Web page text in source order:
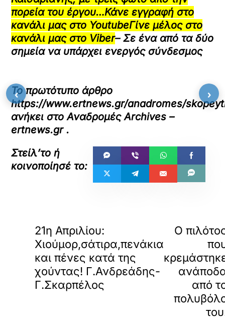
πορεία του έργου…Κάνε εγγραφή στο
κανάλι μας στο YoutubeΓίνε μέλος στο
κανάλι μας στο Viber– Σε ένα από τα δύο
σημεία να υπάρχει ενεργός σύνδεσμος
Το πρωτότυπο άρθρο
https://www.ertnews.gr/anadromes/
ανήκει στοΑναδρομές Archives –
ertnews.gr.
21η Απριλίου:
Χιούμορ,σάτιρα,πενάκια
και πένες κατά της
χούντας! Γ.Ανδρεάδης-
Γ.Σκαρπέλος
Ο
από
‹ ›